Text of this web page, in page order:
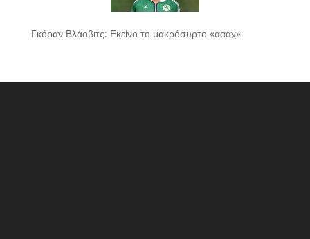
Γκόραν Βλάοβιτς: Εκείνο το μακρόσυρτο «αααχ»